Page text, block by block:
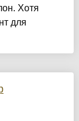
Хотя
для